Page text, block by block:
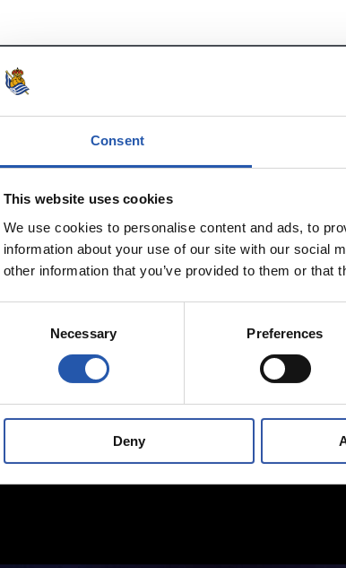
Consent
This website uses cookies
We use cookies to personalise content and ads, to
information about your use of our site with our social
other information that you’ve provided to them or that
Necessary Preferences
Deny
Empiezan los